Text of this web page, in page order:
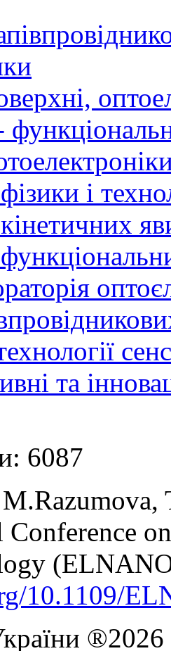
і
та
6087
Razumova,
10.1109/
®2026